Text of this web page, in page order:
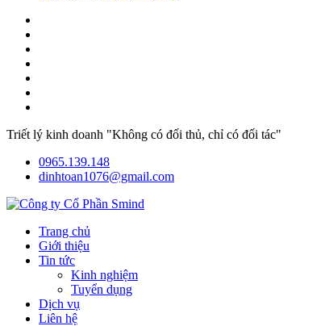
Triết lý kinh doanh "Không có đối thủ, chỉ có đối tác"
0965.139.148
dinhtoan1076@gmail.com
Trang chủ
Giới thiệu
Tin tức
Kinh nghiệm
Tuyển dụng
Dịch vụ
Liên hệ